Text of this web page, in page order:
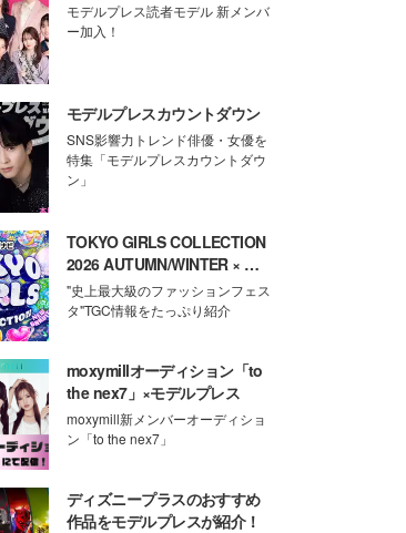
モデルプレス読者モデル 新メンバ
ー加入！
モデルプレスカウントダウン
SNS影響力トレンド俳優・女優を
特集「モデルプレスカウントダウ
ン」
TOKYO GIRLS COLLECTION
2026 AUTUMN/WINTER × モ
デルプレス
"史上最大級のファッションフェス
タ"TGC情報をたっぷり紹介
moxymillオーディション「to
the nex7」×モデルプレス
moxymill新メンバーオーディショ
ン「to the nex7」
ディズニープラスのおすすめ
作品をモデルプレスが紹介！